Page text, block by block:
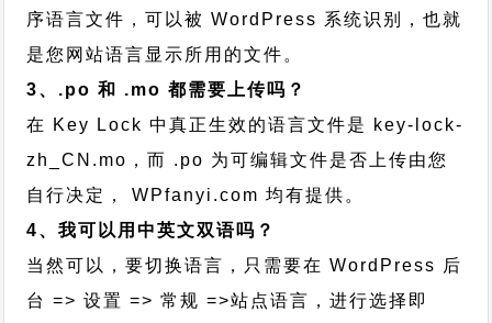
序语言文件，可以被 WordPress 系统识别，也就
是您网站语言显示所用的文件。
3、.po 和 .mo 都需要上传吗？
在 Key Lock 中真正生效的语言文件是 key-lock-
zh_CN.mo，而 .po 为可编辑文件是否上传由您
自行决定， WPfanyi.com 均有提供。
4、我可以用中英文双语吗？
当然可以，要切换语言，只需要在 WordPress 后
台 => 设置 => 常规 =>站点语言，进行选择即